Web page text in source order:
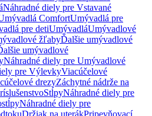
Náhradné diely pre Vstavané
ComfortUmývadlá pre
pre detiUmývadláUmývadlové
žľabyĎalšie umývadlové
umývadlové
Náhradné diely pre Umývadlové
pre VýlevkyViacúčelové
drezyZáchytné nádrže na
StĺpyNáhradné diely pre
Náhradné diely pre
Držiak na uterákPripevňovací